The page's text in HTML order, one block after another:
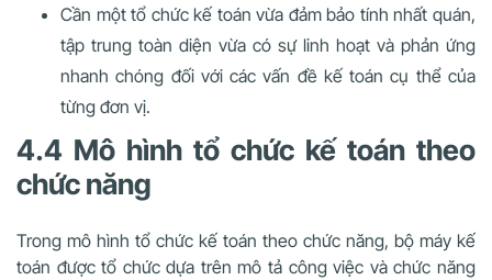
Cần một tổ chức kế toán vừa đảm bảo tính nhất quán,
tập trung toàn diện vừa có sự linh hoạt và phản ứng
nhanh chóng đối với các vấn đề kế toán cụ thể của
từng đơn vị.
4.4 Mô hình tổ chức kế toán theo
chức năng
Trong mô hình tổ chức kế toán theo chức năng, bộ máy kế
toán được tổ chức dựa trên mô tả công việc và chức năng